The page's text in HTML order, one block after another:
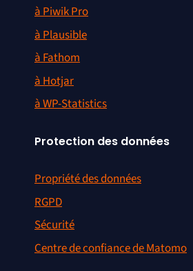
à Piwik Pro
à Plausible
à Fathom
à Hotjar
à WP-Statistics
Protection des données
Propriété des données
RGPD
Sécurité
Centre de confiance de Matomo